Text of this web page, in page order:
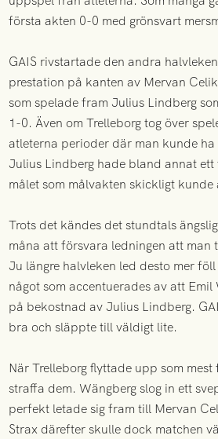
första akten 0-0 med grönsvart
GAIS rivstartade den andra
prestation på kanten av Mervan
som spelade fram Julius Lindberg
1-0. Även om Trelleborg tog över
atleterna perioder där man kunde
Julius Lindberg hade bland annat
målet som målvakten skickligt kunde
Trots det kändes det stundtals
måna att försvara ledningen att man
Ju längre halvleken led desto mer
något som accentuerades av att
på bekostnad av Julius Lindberg.
bra och släppte till väldigt lite.
När Trelleborg flyttade upp som
straffa dem. Wängberg slog in ett
perfekt letade sig fram till Mervan
Strax därefter skulle dock matchen